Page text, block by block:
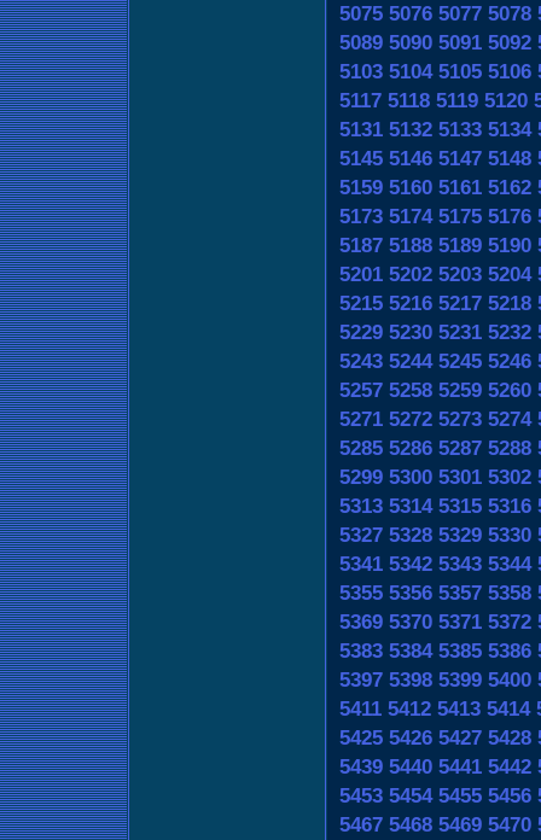
5075 5076 5077 5078
5089 5090 5091 5092
5103 5104 5105 5106
5117 5118 5119 5120
5131 5132 5133 5134
5145 5146 5147 5148
5159 5160 5161 5162
5173 5174 5175 5176
5187 5188 5189 5190
5201 5202 5203 5204
5215 5216 5217 5218
5229 5230 5231 5232
5243 5244 5245 5246
5257 5258 5259 5260
5271 5272 5273 5274
5285 5286 5287 5288
5299 5300 5301 5302
5313 5314 5315 5316
5327 5328 5329 5330
5341 5342 5343 5344
5355 5356 5357 5358
5369 5370 5371 5372
5383 5384 5385 5386
5397 5398 5399 5400
5411 5412 5413 5414
5425 5426 5427 5428
5439 5440 5441 5442
5453 5454 5455 5456
5467 5468 5469 5470